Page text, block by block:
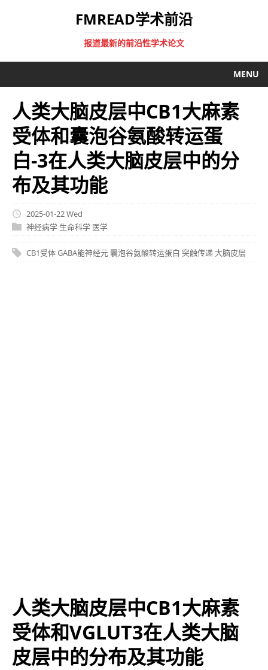
FMREAD学术前沿
报道最新的前沿性学术论文
MENU
人类大脑皮层中CB1大麻素
受体和囊泡谷氨酸转运蛋
白-3在人类大脑皮层中的分
布及其功能
2025-01-22 Wed
神经病学 生命科学 医学
CB1受体GABA能神经元囊泡谷氨酸转运蛋白 突触传递 大脑皮层
人类大脑皮层中CB1大麻素
受体和VGLUT3在人类大脑
皮层中的分布及其功能